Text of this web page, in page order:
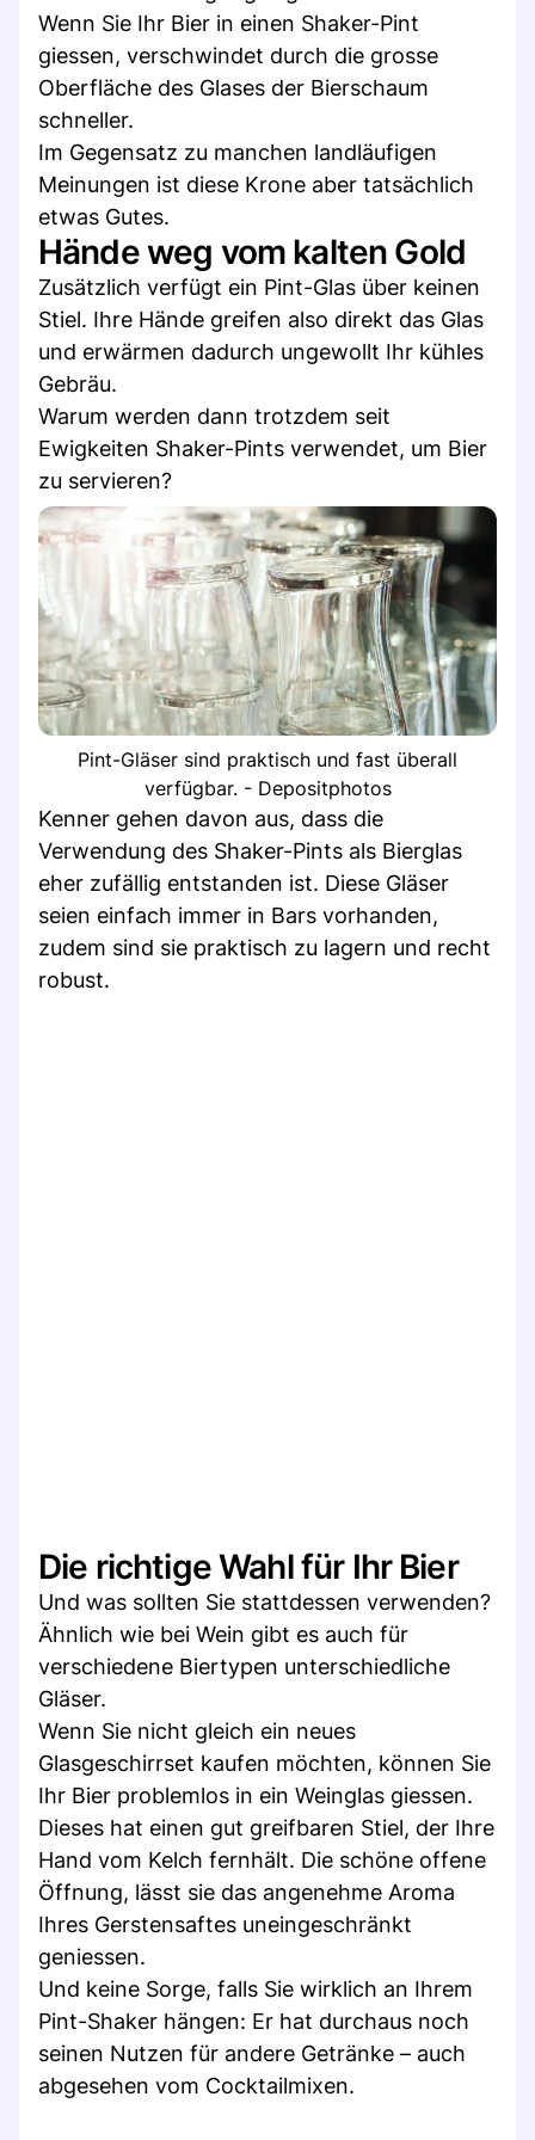
Wenn Sie Ihr Bier in einen Shaker-Pint
giessen, verschwindet durch die grosse
Oberfläche des Glases der Bierschaum
schneller.
Im Gegensatz zu manchen landläufigen
Meinungen ist diese Krone aber tatsächlich
etwas Gutes.
Hände weg vom kalten Gold
Zusätzlich verfügt ein Pint-Glas über keinen
Stiel. Ihre Hände greifen also direkt das Glas
und erwärmen dadurch ungewollt Ihr kühles
Gebräu.
Warum werden dann trotzdem seit
Ewigkeiten Shaker-Pints verwendet, um Bier
zu servieren?
Pint-Gläser sind praktisch und fast überall
verfügbar. - Depositphotos
Kenner gehen davon aus, dass die
Verwendung des Shaker-Pints als Bierglas
eher zufällig entstanden ist. Diese Gläser
seien einfach immer in Bars vorhanden,
zudem sind sie praktisch zu lagern und recht
robust.
Die richtige Wahl für Ihr Bier
Und was sollten Sie stattdessen verwenden?
Ähnlich wie bei Wein gibt es auch für
verschiedene Biertypen unterschiedliche
Gläser.
Wenn Sie nicht gleich ein neues
Glasgeschirrset kaufen möchten, können Sie
Ihr Bier problemlos in ein Weinglas giessen.
Dieses hat einen gut greifbaren Stiel, der Ihre
Hand vom Kelch fernhält. Die schöne offene
Öffnung, lässt sie das angenehme Aroma
Ihres Gerstensaftes uneingeschränkt
geniessen.
Und keine Sorge, falls Sie wirklich an Ihrem
Pint-Shaker hängen: Er hat durchaus noch
seinen Nutzen für andere Getränke – auch
abgesehen vom Cocktailmixen.